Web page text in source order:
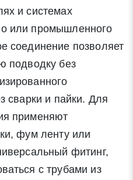
и системах
или промышленного
соединение позволяет
подводку без
сварки и пайки. Для
применяют
фум ленту или
фитинг,
с трубами из